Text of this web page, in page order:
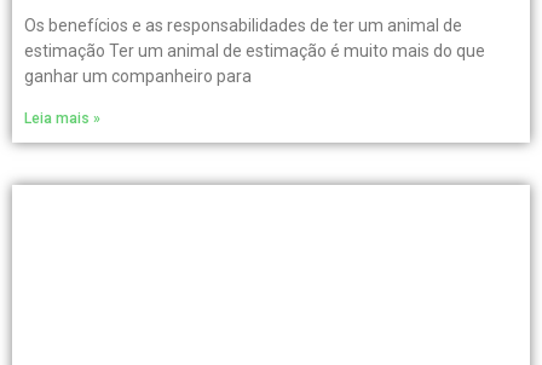
Os benefícios e as responsabilidades de ter um animal de
estimação Ter um animal de estimação é muito mais do que
ganhar um companheiro para
Leia mais »